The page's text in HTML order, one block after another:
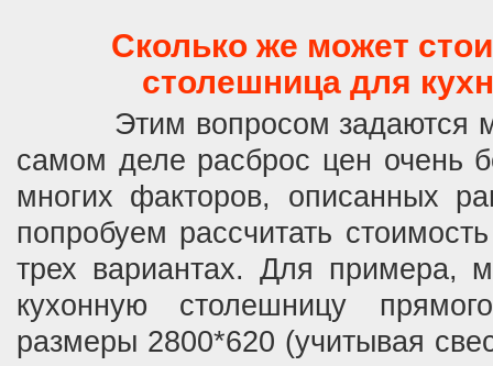
Сколько же может
столешница для
Этим вопросом задаются
самом деле расброс цен очень
многих факторов, описанных
попробуем рассчитать
трех вариантах. Для примера,
кухонную столешницу
размеры 2800*620 (учитывая